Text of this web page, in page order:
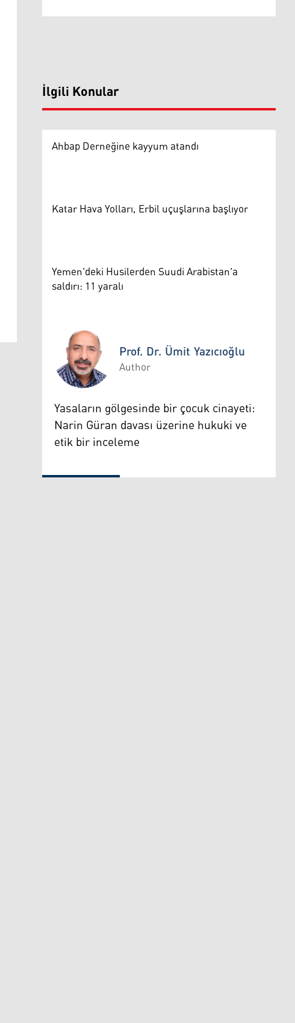
İlgili Konular
Ahbap Derneğine kayyum atandı
Katar Hava Yolları, Erbil uçuşlarına başlıyor
Yemen'deki Husilerden Suudi Arabistan'a
saldırı: 11 yaralı
Prof. Dr. Ümit Yazıcıoğlu
Prof. Dr. Ümit Yazıcıoğlu
Author
Yasaların gölgesinde bir çocuk cinayeti:
Narin Güran davası üzerine hukuki ve
etik bir inceleme